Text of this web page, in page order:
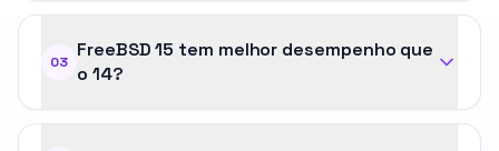
03
FreeBSD 15 tem melhor desempenho que
o 14?